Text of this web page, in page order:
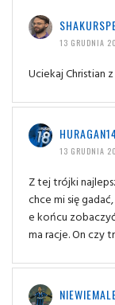
13 GRUDNIA
Uciekaj Christian
13 GRUDNIA
Z tej trójki
chce mi się
e końcu
ma racje. On czy